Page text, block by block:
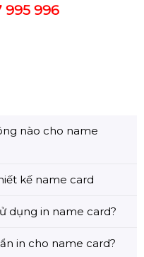
995 996
nào cho name
kế name card
dụng in name card?
in cho name card?